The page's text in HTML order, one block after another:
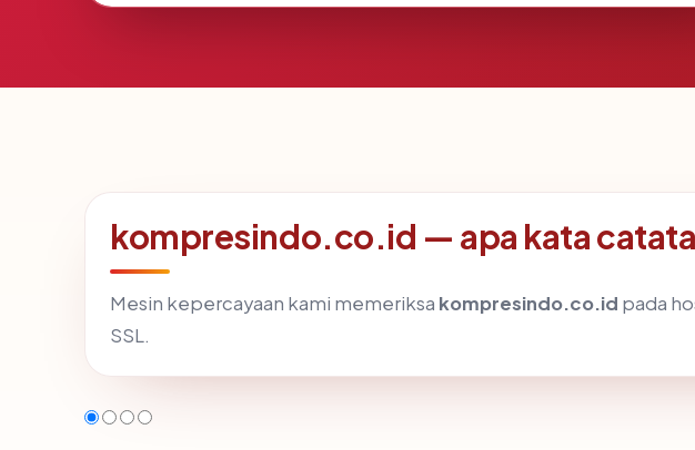
kompresindo.co.id — apa kata
Mesin kepercayaan kami memeriksa kompresindo.co.id pada
SSL.